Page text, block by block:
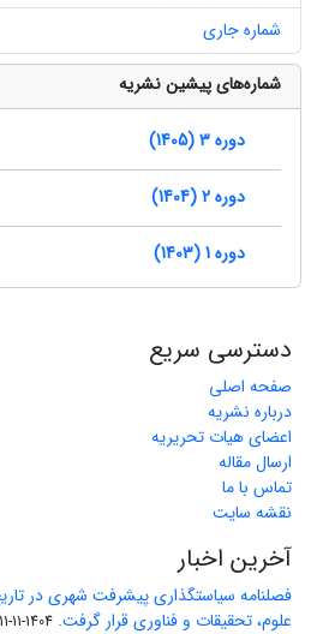
شماره جاری
شماره‌های پیشین نشریه
دوره 3 (1405)
دوره 2 (1404)
دوره 1 (1403)
دسترسی سریع
صفحه اصلی
درباره نشریه
اعضای هیات تحریریه
ارسال مقاله
تماس با ما
نقشه سایت
آخرین اخبار
علوم، تحقیقات و فناوری قرار گرفت. 1404-11-11